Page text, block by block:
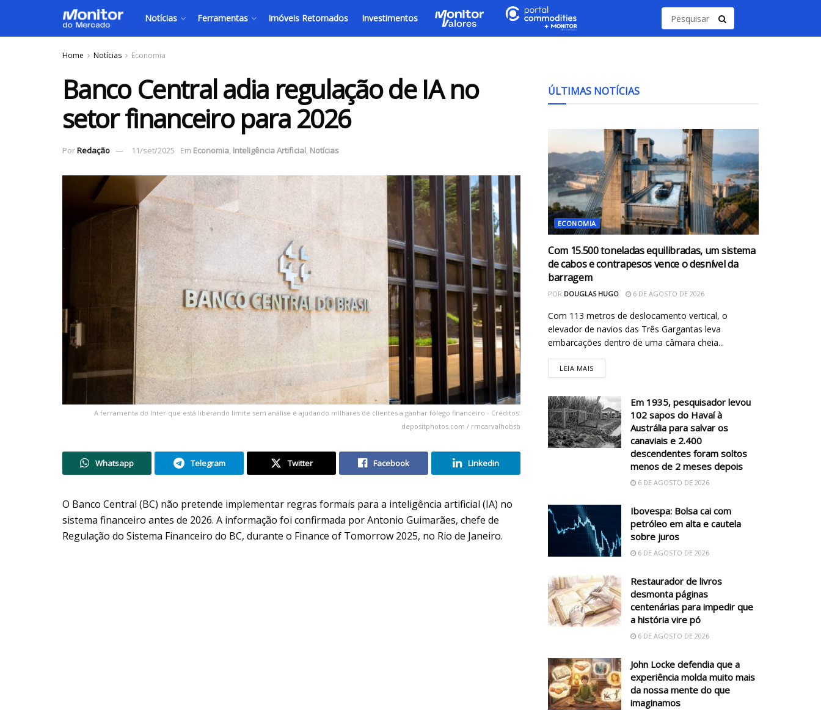
Notícias Ferramentas Imóveis Retomados Investimentos
Home Notícias Economia
Banco Central adia regulação de IA no
setor financeiro para 2026
PorRedação 11/set/2025 Em Economia, Inteligência Artificial, Notícias
A ferramenta do Inter que está liberando limite sem análise e ajudando milhares de clientes a ganhar fôlego financeiro - Créditos:
depositphotos.com / rmcarvalhobsb
Whatsapp Telegram Twitter Facebook Linkedin
O Banco Central (BC) não pretende implementar regras formais para a inteligência artificial (IA) no
sistema financeiro antes de 2026. A informação foi confirmada por Antonio Guimarães, chefe de
Regulação do Sistema Financeiro do BC, durante o Finance of Tomorrow 2025, no Rio de Janeiro.
ÚLTIMAS NOTÍCIAS
ECONOMIA
Com 15.500 toneladas equilibradas, um sistema
de cabos e contrapesos vence o desnível da
barragem
POR DOUGLAS HUGO 6 DE AGOSTO DE 2026
Com 113 metros de deslocamento vertical, o
elevador de navios das Três Gargantas leva
embarcações dentro de uma câmara cheia...
LEIA MAIS
Em 1935, pesquisador levou
102 sapos do Havaí à
Austrália para salvar os
canaviais e 2.400
descendentes foram soltos
menos de 2 meses depois
6 DE AGOSTO DE 2026
Ibovespa: Bolsa cai com
petróleo em alta e cautela
sobre juros
6 DE AGOSTO DE 2026
Restaurador de livros
desmonta páginas
centenárias para impedir que
a história vire pó
6 DE AGOSTO DE 2026
John Locke defendia que a
experiência molda muito mais
da nossa mente do que
imaginamos